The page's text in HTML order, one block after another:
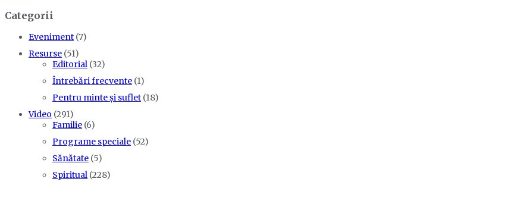
Categorii
Eveniment (7)
Resurse (51)
Editorial (32)
Întrebări frecvente (1)
Pentru minte și suflet (18)
Video (291)
Familie (6)
Programe speciale (52)
Sănătate (5)
Spiritual (228)